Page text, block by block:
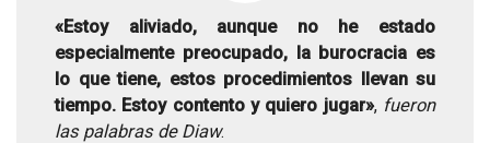
«Estoy aliviado, aunque no he estado
especialmente preocupado, la burocracia es
lo que tiene, estos procedimientos llevan su
tiempo. Estoy contento y quiero jugar», fueron
las palabras de Diaw.